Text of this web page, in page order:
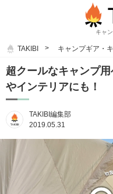
キャ
TAKIBI キャンプギア・
超クールなキャンプ
やインテリアにも！
TAKIBI編集部
2019.05.31